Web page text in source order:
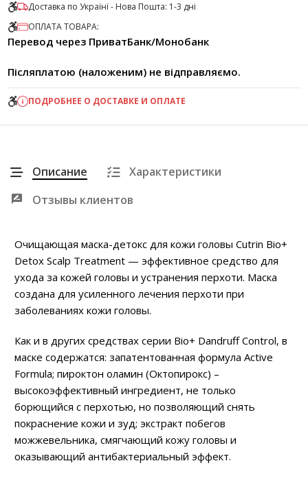
Доставка по Українї - Нова Пошта: 1-3 дні
ОПЛАТА ТОВАРА:
Перевод через ПриватБанк/Монобанк
Післяплатою (наложеним) не відправляємо.
ПОДРОБНЕЕ О ДОСТАВКЕ И ОПЛАТЕ
Описание
Характеристики
Отзывы клиентов
Очищающая маска-детокс для кожи головы Cutrin Bio+
Detox Scalp Treatment — эффективное средство для
ухода за кожей головы и устранения перхоти. Маска
создана для усиленного лечения перхоти при
заболеваниях кожи головы.
Как и в других средствах серии Bio+ Dandruff Control, в
маске содержатся: запатентованная формула Active
Formula; пироктон оламин (Октопирокс) –
высокоэффективный ингредиент, не только
борющийся с перхотью, но позволяющий снять
покраснение кожи и зуд; экстракт побегов
можжевельника, смягчающий кожу головы и
оказывающий антибактериальный эффект.